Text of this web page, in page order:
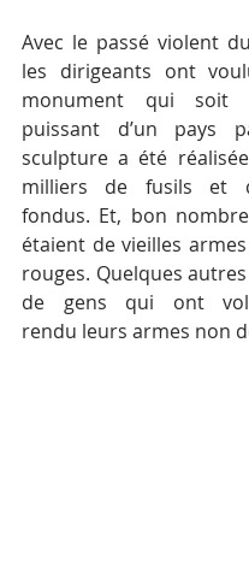
Avec le passé violent
les dirigeants ont
monument qui soit
puissant d’un pays
sculpture a été
milliers de fusils et
fondus. Et, bon
étaient de vieilles
rouges. Quelques
de gens qui ont
rendu leurs armes non